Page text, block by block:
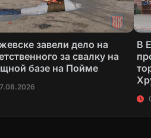
завели дело на
за свалку на
базе на Пойме
В